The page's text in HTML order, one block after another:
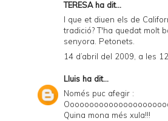
TERESAha dit...
I que et diuen els de
tradició? T'ha quedat molt
senyora. Petonets.
14 d’abril del 2009, a les
Lluis ha dit...
Només puc afegir :
Quina mona més xula!!!